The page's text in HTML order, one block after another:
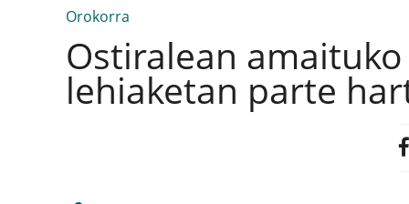
Orokorra
Ostiralean
lehiaketan parte